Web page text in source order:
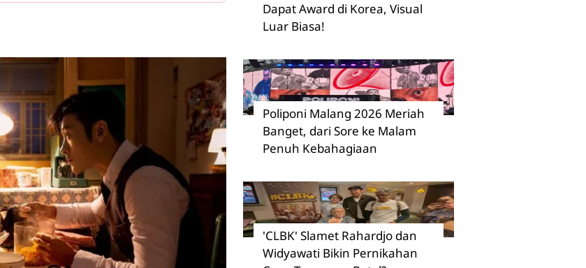
Dapat Award di Korea, Visual
Luar Biasa!
Poliponi Malang 2026 Meriah
Banget, dari Sore ke Malam
Penuh Kebahagiaan
'CLBK' Slamet Rahardjo dan
Widyawati Bikin Pernikahan